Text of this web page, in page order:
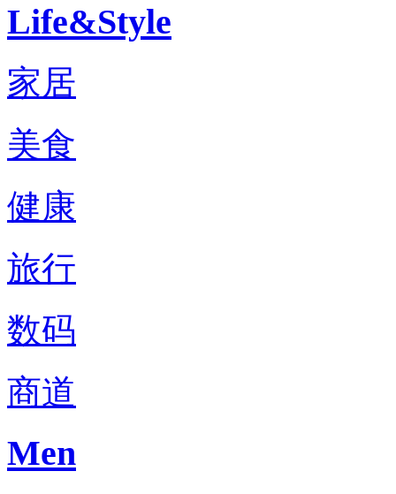
Life&Style
家居
美食
健康
旅行
数码
商道
Men